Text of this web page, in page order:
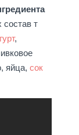
т
,
яйца, сок